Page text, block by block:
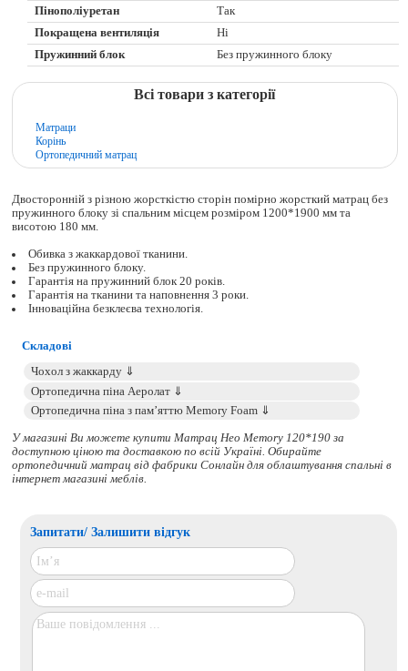
Пінополіуретан
Так
Покращена вентиляція
Ні
Пружинний блок
Без пружинного блоку
Всі товари з категорії
Матраци
Корінь
Ортопедичний матрац
Двосторонній з різною жорсткістю сторін помірно жорсткий матрац без
пружинного блоку зі спальним місцем розміром 1200*1900 мм та
висотою 180 мм.
Обивка з жаккардової тканини.
Без пружинного блоку.
Гарантія на пружинний блок 20 років.
Гарантія на тканини та наповнення 3 роки.
Інноваційна безклеєва технологія.
Складові
У магазині Ви можете купити Матрац Нео Memory 120*190 за
доступною ціною та доставкою по всій Україні. Обирайте
ортопедичний матрацвід фабрики Сонлайн для облаштування спальні в
інтернет магазині меблів.
Запитати/ Залишити відгук